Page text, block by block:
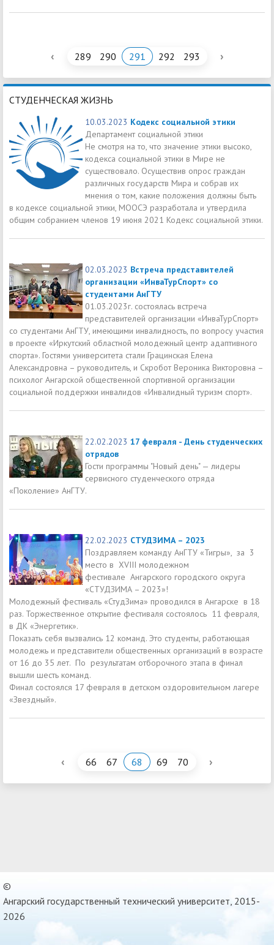
‹ 289 290 291 292 293 ›
СТУДЕНЧЕСКАЯ ЖИЗНЬ
10.03.2023 Кодекс социальной этики
Департамент социальной этики
Не смотря на то, что значение этики высоко,
кодекса социальной этики в Мире не
существовало. Осуществив опрос граждан
различных государств Мира и собрав их
мнения о том, какие положения должны быть
в кодексе социальной этики, МООСЭ разработала и утвердила
общим собранием членов 19 июня 2021 Кодекс социальной этики.
02.03.2023 Встреча представителей
организации «ИнваТурСпорт» со
студентами АнГТУ
01.03.2023г. состоялась встреча
представителей организации «ИнваТурСпорт»
со студентами АнГТУ, имеющими инвалидность, по вопросу участия
в проекте «Иркутский областной молодежный центр адаптивного
спорта». Гостями университета стали Грацинская Елена
Александровна – руководитель, и Скробот Вероника Викторовна –
психолог Ангарской общественной спортивной организации
социальной поддержки инвалидов «Инвалидный туризм спорт».
22.02.2023 17 февраля - День студенческих
отрядов
Гости программы "Новый день" — лидеры
сервисного студенческого отряда
«Поколение» АнГТУ.
22.02.2023 СТУДЗИМА – 2023
Поздравляем команду АнГТУ «Тигры», за 3
место в XVIII молодежном
фестивале Ангарского городского округа
«СТУДЗИМА – 2023»!
Молодежный фестиваль «СтудЗима» проводился в Ангарске в 18
раз. Торжественное открытие фестиваля состоялось 11 февраля,
в ДК «Энергетик».
Показать себя вызвались 12 команд. Это студенты, работающая
молодежь и представители общественных организаций в возрасте
от 16 до 35 лет. По результатам отборочного этапа в финал
вышли шесть команд.
Финал состоялся 17 февраля в детском оздоровительном лагере
«Звездный».
‹ 66 67 68 69 70 ›
©
Ангарский государственный технический университет, 2015-
2026